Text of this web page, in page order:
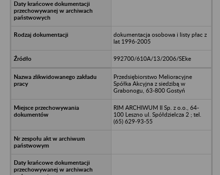
dokumentacja osobowa i listy płac z
lat 1996-2005
992700/610A/13/2006/SEke
Przedsiębiorstwo Melioracyjne
Spółka Akcyjna z siedzibą w
Grabonogu, 63-800 Gostyń
RIM ARCHIWUM II Sp. z o.o., 64-
100 Leszno ul. Spółdzielcza 2 ; tel.
(65) 629-93-55